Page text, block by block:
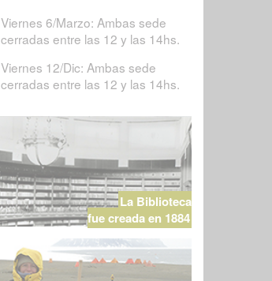
Viernes 6/Marzo: Ambas sede
cerradas entre las 12 y las 14hs.
Viernes 12/Dic: Ambas sede
cerradas entre las 12 y las 14hs.
La Biblioteca
fue creada en 1884